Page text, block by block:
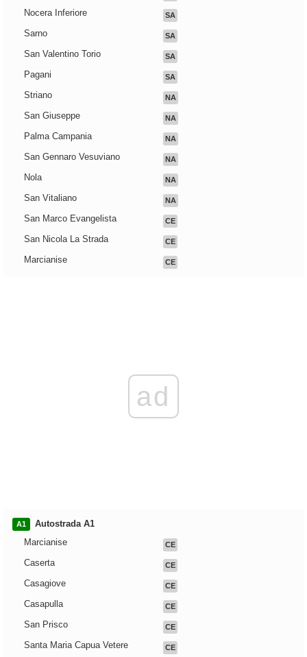
Nocera Inferiore SA
Sarno SA
San Valentino Torio SA
Pagani SA
Striano NA
San Giuseppe NA
Palma Campania NA
San Gennaro Vesuviano NA
Nola NA
San Vitaliano NA
San Marco Evangelista CE
San Nicola La Strada CE
Marcianise CE
ad
A1
Autostrada A1
Marcianise
CE
Caserta CE
Casagiove CE
Casapulla CE
San Prisco CE
Santa Maria Capua Vetere CE